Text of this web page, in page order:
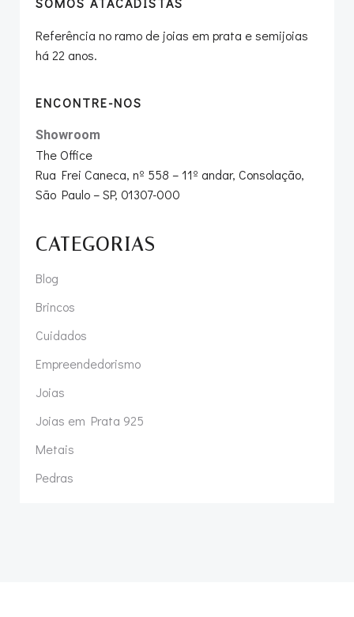
Referência no ramo de joias em prata e semijoias
há 22 anos.
ENCONTRE-NOS
Showroom
The Office
Rua Frei Caneca, nº 558 – 11º andar, Consolação,
São Paulo – SP, 01307-000
CATEGORIAS
Blog
Brincos
Cuidados
Empreendedorismo
Joias
Joias em Prata 925
Metais
Pedras